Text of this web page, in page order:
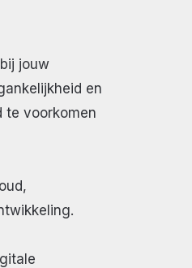
jouw
en
te voorkomen